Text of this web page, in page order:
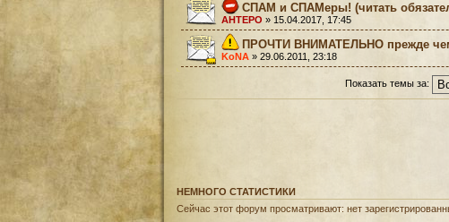
СПАМ и СПАМеры! (читать
AHTEPO » 15.04.2017, 17:45
ПРОЧТИ ВНИМАТЕЛЬНО прежде
KoNA » 29.06.2011, 23:18
Показать темы за:
НЕМНОГО СТАТИСТИКИ
Сейчас этот форум просматривают: нет